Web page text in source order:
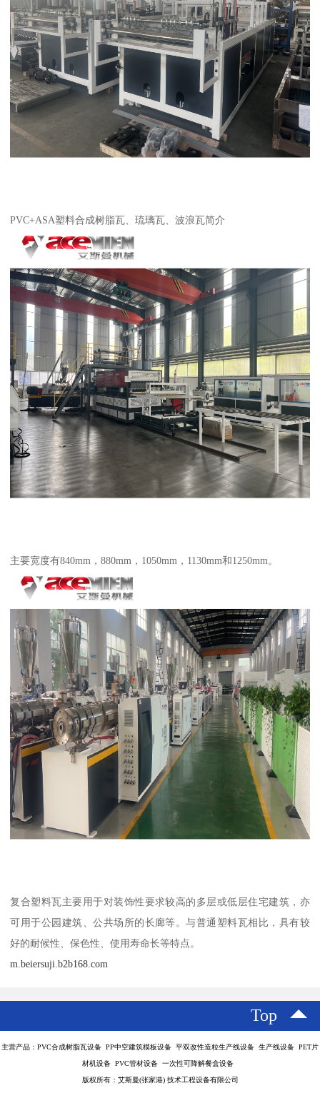
PVC+ASA塑料合成树脂瓦、琉璃瓦、波浪瓦简介
主要宽度有840mm，880mm，1050mm，1130mm和1250mm。
复合塑料瓦主要用于对装饰性要求较高的多层或低层住宅建筑，亦
可用于公园建筑、公共场所的长廊等。与普通塑料瓦相比，具有较
好的耐候性、保色性、使用寿命长等特点。
m.beiersuji.b2b168.com
Top
主营产品：PVC合成树脂瓦设备 PP中空建筑模板设备 平双改性造粒生产线设备 生产线设备 PET片
材机设备 PVC管材设备 一次性可降解餐盒设备
版权所有：艾斯曼(张家港) 技术工程设备有限公司